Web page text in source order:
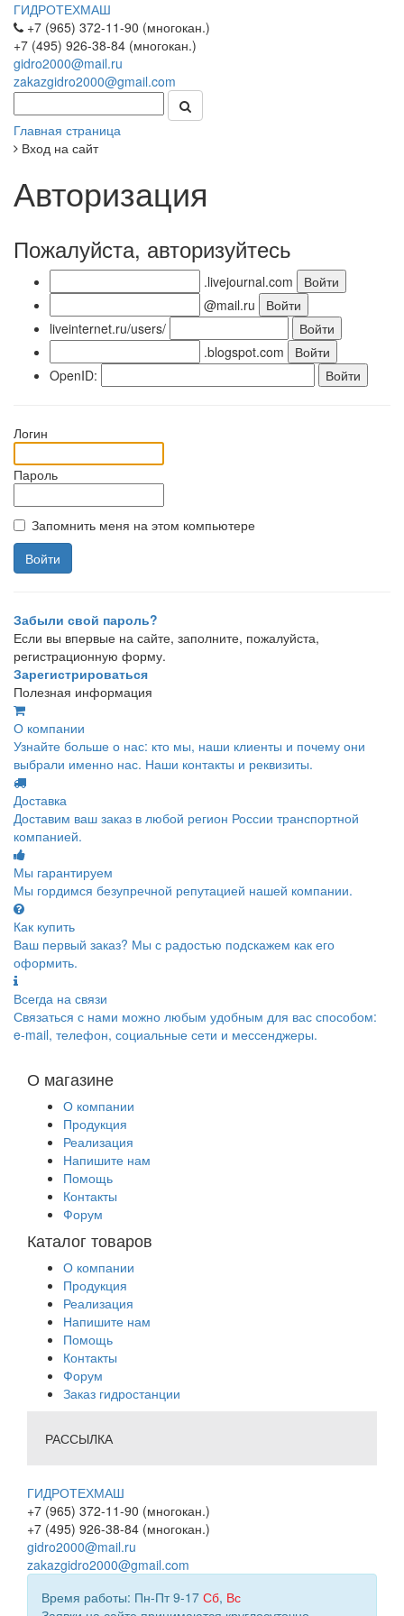
ГИДРОТЕХМАШ
+7 (965) 372-11-90 (многокан.)
+7 (495) 926-38-84 (многокан.)
gidro2000@mail.ru
zakazgidro2000@gmail.com
Главная страница
Вход на сайт
Авторизация
Пожалуйста, авторизуйтесь
.livejournal.com
@mail.ru
liveinternet.ru/users/
.blogspot.com
OpenID:
Логин
Пароль
Запомнить меня на этом компьютере
Забыли свой пароль?
Если вы впервые на сайте, заполните, пожалуйста,
регистрационную форму.
Зарегистрироваться
Полезная информация
О компании
Узнайте больше о нас: кто мы, наши клиенты и почему они
выбрали именно нас. Наши контакты и реквизиты.
Доставка
Доставим ваш заказ в любой регион России транспортной
компанией.
Мы гарантируем
Мы гордимся безупречной репутацией нашей компании.
Как купить
Ваш первый заказ? Мы с радостью подскажем как его
оформить.
Всегда на связи
Связаться с нами можно любым удобным для вас способом:
e-mail, телефон, социальные сети и мессенджеры.
О магазине
О компании
Продукция
Реализация
Напишите нам
Помощь
Контакты
Форум
Каталог товаров
О компании
Продукция
Реализация
Напишите нам
Помощь
Контакты
Форум
Заказ гидростанции
РАССЫЛКА
ГИДРОТЕХМАШ
+7 (965) 372-11-90 (многокан.)
+7 (495) 926-38-84 (многокан.)
gidro2000@mail.ru
zakazgidro2000@gmail.com
Время работы: Пн-Пт 9-17 Сб, Вс